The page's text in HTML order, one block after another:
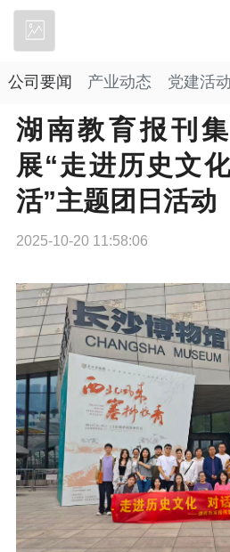
公司要闻 产业动态 党建活动
湖南教育报刊
展“走进历史文
活”主题团日活动
2025-10-20 11:58:06